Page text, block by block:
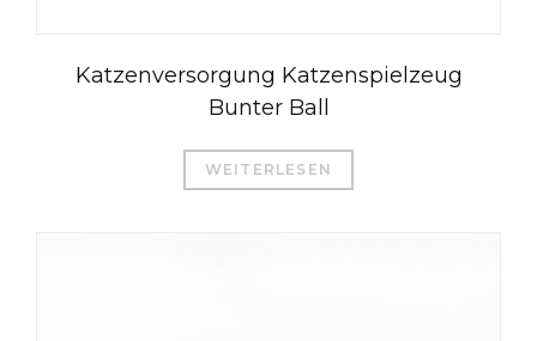
Katzenversorgung Katzenspielzeug
Bunter Ball
WEITERLESEN